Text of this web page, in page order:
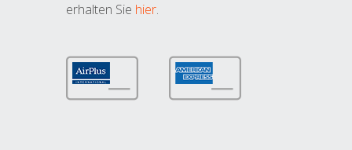
erhalten Sie hier.